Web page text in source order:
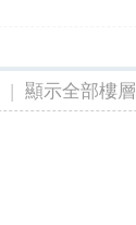
| 顯示全部樓層